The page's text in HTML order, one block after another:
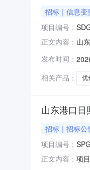
招标｜信息变
项目编号：
正文内容： 山
号
发布时间：
相关产品：
优
山东港口日
招标｜招标公
项目编号：
正文内容： 项